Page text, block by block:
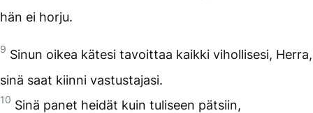
hän ei horju.
9 Sinun oikea kätesi tavoittaa kaikki vihollisesi, Herra,
sinä saat kiinni vastustajasi.
10 Sinä panet heidät kuin tuliseen pätsiin,